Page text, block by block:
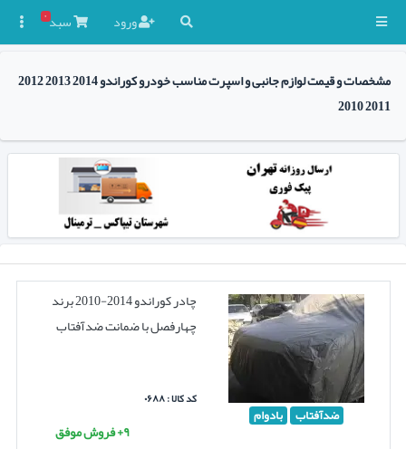
ورود سبد۰
مشخصات و قیمت لوازم جانبی و اسپرت مناسب خودرو کوراندو 2014 2013 2012
2011 2010
ضدآفتاب بادوام
چادر کوراندو 2014-2010 برند
چهارفصل با ضمانت ضدآفتاب
کد کالا : ۰۶۸۸
۹+ فروش موفق